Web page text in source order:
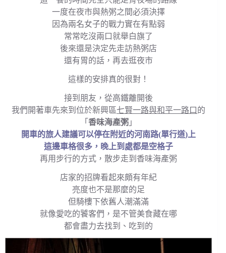
一度在夜市與熱粥之間必須決擇
因為兩名女子的戰力實在有點弱
常常吃沒兩口就舉白旗了
後來還是決定先走訪熱粥店
還有胃的話，再去逛夜市
這樣的安排真的很對！
接到朋友，從高鐵離開後
我們開著車先來到位於新興區七賢一路與和平一路口 的
「香味海產粥 」
開車的旅人建議可以停在附近的河南路(單行道)上
這邊車格很多，晚上到處都是空格子
再用步行的方式，散步走到香味海產粥
店家的招牌看起來頗有年紀
亮度也不是那麼的足
但騎樓下依舊人潮滿滿
就像愛吃的饕客們，是不管美食藏在哪
都會盡力去找到、吃到的